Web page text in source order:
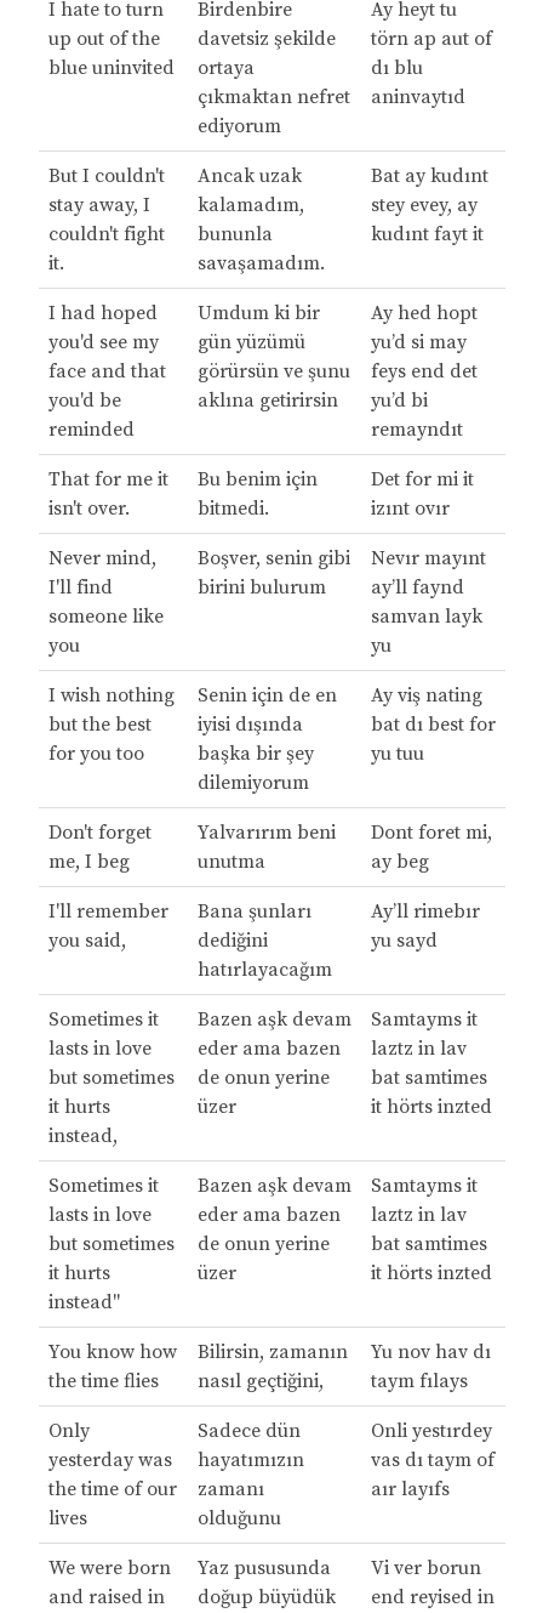
I hate to turn
up out of the
blue uninvited
Birdenbire
davetsiz şekilde
ortaya
çıkmaktan nefret
ediyorum
Ay heyt tu
törn ap aut of
dı blu
aninvaytıd
But I couldn't
stay away, I
couldn't fight
it.
Ancak uzak
kalamadım,
bununla
savaşamadım.
Bat ay kudınt
stey evey, ay
kudınt fayt it
I had hoped
you'd see my
face and that
you'd be
reminded
Umdum ki bir
gün yüzümü
görürsün ve şunu
aklına getirirsin
Ay hed hopt
yu’d si may
feys end det
yu’d bi
remayndıt
That for me it
isn't over.
Bu benim için
bitmedi.
Det for mi it
izınt ovır
Never mind,
I'll find
someone like
you
Boşver, senin gibi
birini bulurum
Nevır mayınt
ay’ll faynd
samvan layk
yu
I wish nothing
but the best
for you too
Senin için de en
iyisi dışında
başka bir şey
dilemiyorum
Ay viş nating
bat dı best for
yu tuu
Don't forget
me, I beg
Yalvarırım beni
unutma
Dont foret mi,
ay beg
I'll remember
you said,
Bana şunları
dediğini
hatırlayacağım
Ay’ll rimebır
yu sayd
Sometimes it
lasts in love
but sometimes
it hurts
instead,
Bazen aşk devam
eder ama bazen
de onun yerine
üzer
Samtayms it
laztz in lav
bat samtimes
it hörts inzted
Sometimes it
lasts in love
but sometimes
it hurts
instead"
Bazen aşk devam
eder ama bazen
de onun yerine
üzer
Samtayms it
laztz in lav
bat samtimes
it hörts inzted
You know how
the time flies
Bilirsin, zamanın
nasıl geçtiğini,
Yu nov hav dı
taym fılays
Only
yesterday was
the time of our
lives
Sadece dün
hayatımızın
zamanı
olduğunu
Onli yestırdey
vas dı taym of
aır layıfs
We were born
and raised in
Yaz pususunda
doğup büyüdük
Vi ver borun
end reyised in